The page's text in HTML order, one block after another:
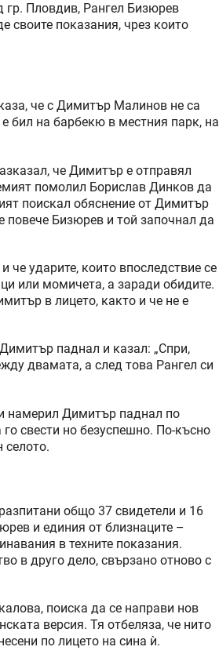
гр. Пловдив, Рангел Бизюрев
своите показания, чрез които
че с Димитър Малинов не са
бил на барбекю в местния парк, на
че Димитър е отправял
помолил Борислав Динков да
поискал обяснение от Димитър
повече Бизюрев и той започнал да
че ударите, които впоследствие се
или момичета, а заради обидите.
в лицето, както и че не е
паднал и казал: „Спри,
двамата, а след това Рангел си
намерил Димитър паднал по
свести но безуспешно. По-късно
селото.
общо 37 свидетели и 16
и единия от близнаците –
в техните показания.
в друго дело, свързано отново с
поиска да се направи нов
версия. Тя отбеляза, че нито
по лицето на сина ѝ.